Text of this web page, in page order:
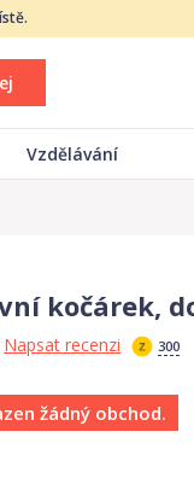
Vzdělávání
kočárek,
Napsat recenzi 300
žádný obchod.